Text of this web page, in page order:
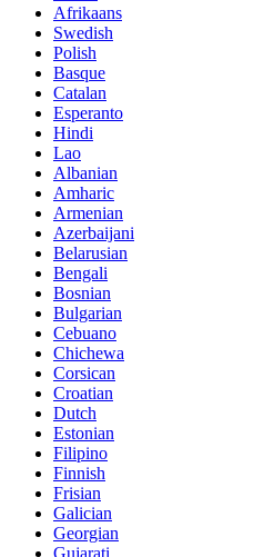
Afrikaans
Swedish
Polish
Basque
Catalan
Esperanto
Hindi
Lao
Albanian
Amharic
Armenian
Azerbaijani
Belarusian
Bengali
Bosnian
Bulgarian
Cebuano
Chichewa
Corsican
Croatian
Dutch
Estonian
Filipino
Finnish
Frisian
Galician
Georgian
Gujarati